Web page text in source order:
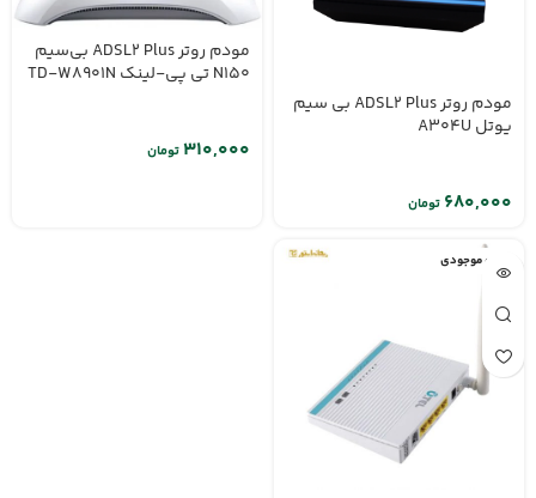
مودم روتر ADSL2 Plus بی ‌سیم
یوتل A304U
تومان
مودم روتر ADSL2 Plus بی‌سیم
N150 تی پی-لینک TD-W8901N
تومان
اتمام موجودی